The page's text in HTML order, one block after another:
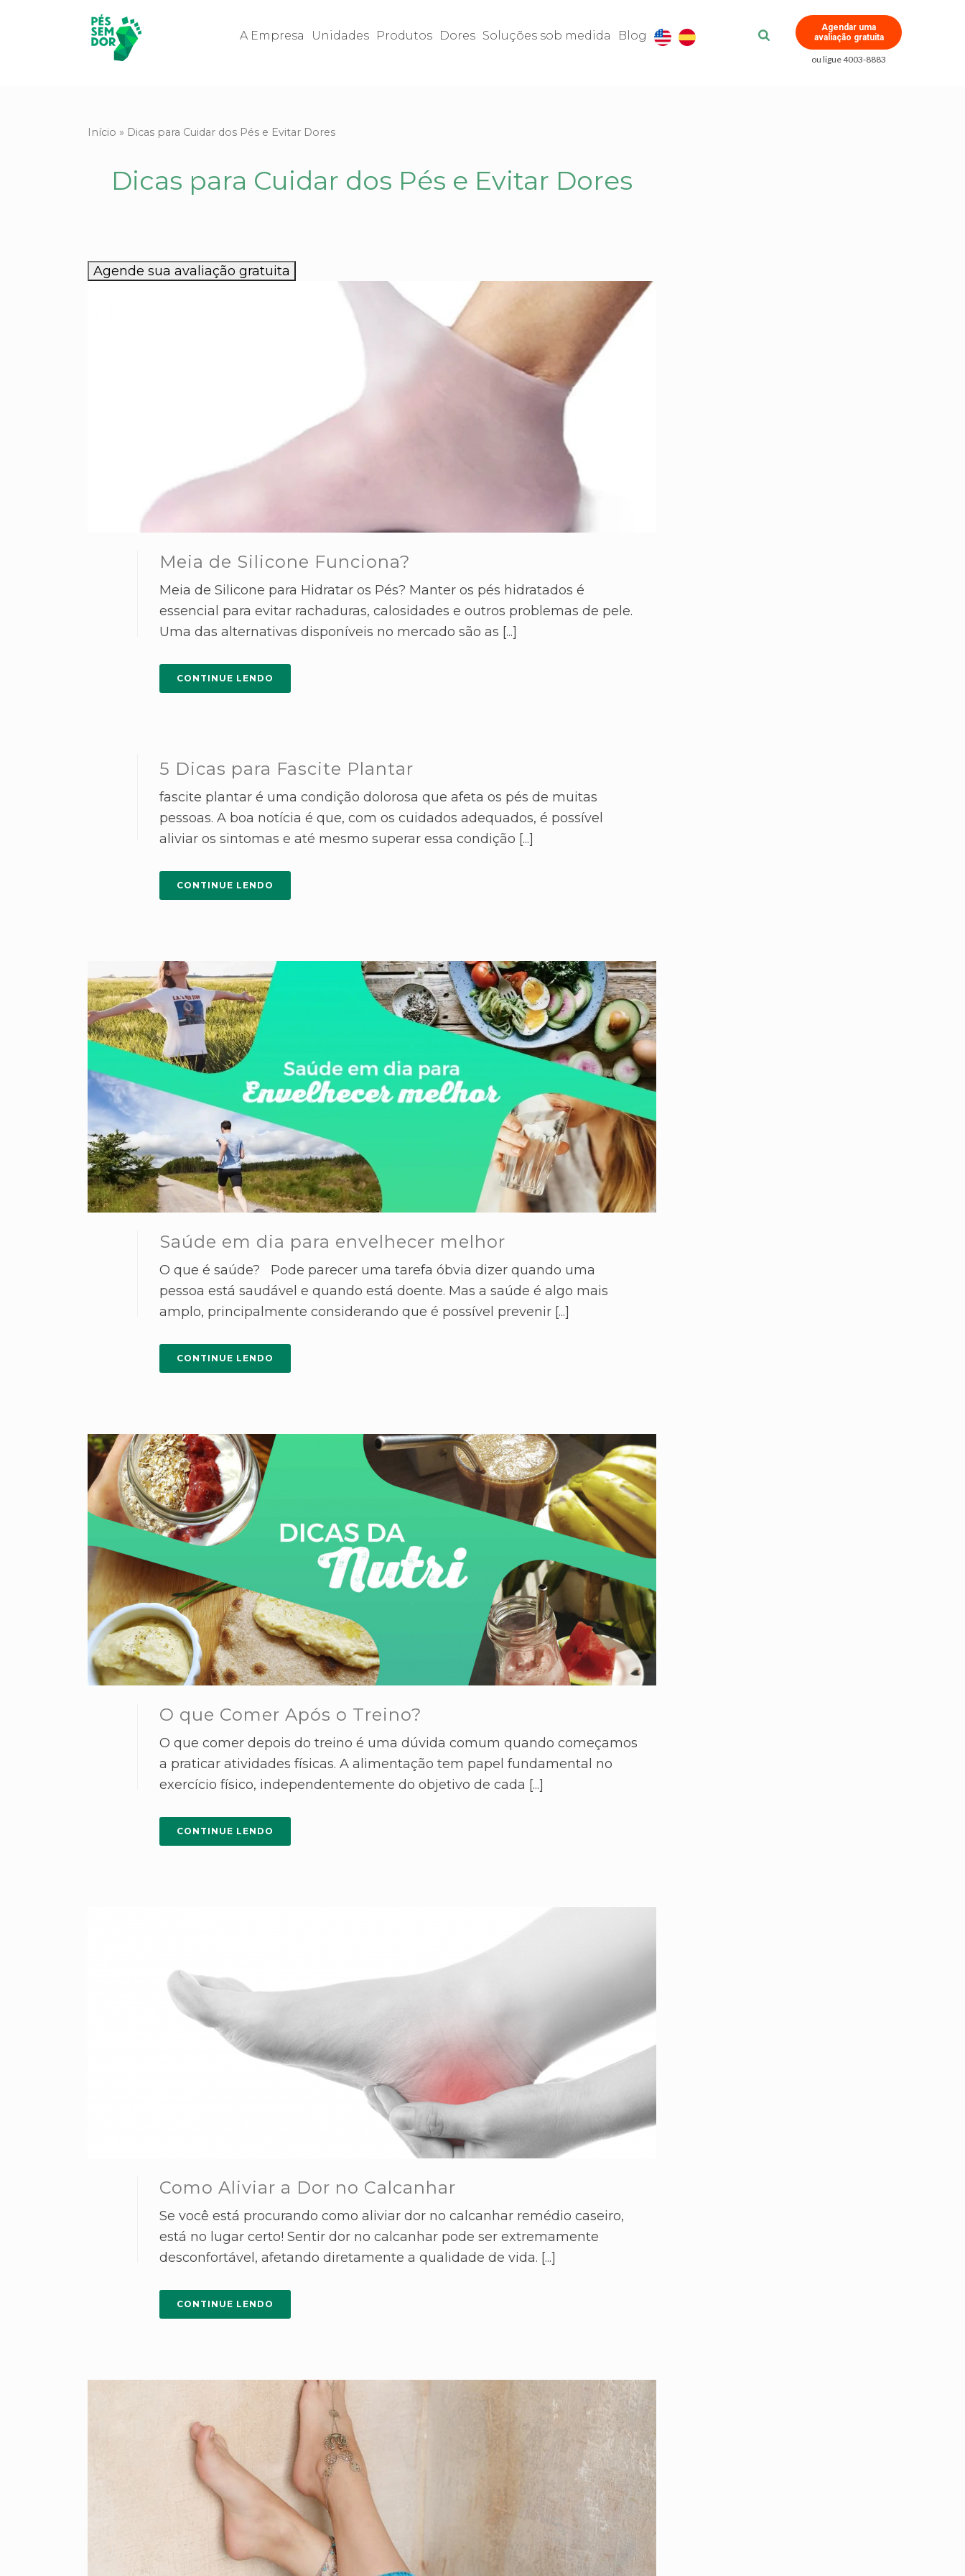
A Empresa Unidades Produtos Dores Soluções sob medida Blog
Agendar uma
avaliação gratuita
ou ligue 4003-8883
Início » Dicas para Cuidar dos Pés e Evitar Dores
Dicas para Cuidar dos Pés e Evitar Dores
Agende sua avaliação gratuita
Meia de Silicone Funciona?
Meia de Silicone para Hidratar os Pés? Manter os pés hidratados é
essencial para evitar rachaduras, calosidades e outros problemas de pele.
Uma das alternativas disponíveis no mercado são as [...]
CONTINUE LENDO
5 Dicas para Fascite Plantar
fascite plantar é uma condição dolorosa que afeta os pés de muitas
pessoas. A boa notícia é que, com os cuidados adequados, é possível
aliviar os sintomas e até mesmo superar essa condição [...]
CONTINUE LENDO
Saúde em dia para envelhecer melhor
O que é saúde? Pode parecer uma tarefa óbvia dizer quando uma
pessoa está saudável e quando está doente. Mas a saúde é algo mais
amplo, principalmente considerando que é possível prevenir [...]
CONTINUE LENDO
O que Comer Após o Treino?
O que comer depois do treino é uma dúvida comum quando começamos
a praticar atividades físicas. A alimentação tem papel fundamental no
exercício físico, independentemente do objetivo de cada [...]
CONTINUE LENDO
Como Aliviar a Dor no Calcanhar
Se você está procurando como aliviar dor no calcanhar remédio caseiro,
está no lugar certo! Sentir dor no calcanhar pode ser extremamente
desconfortável, afetando diretamente a qualidade de vida. [...]
CONTINUE LENDO